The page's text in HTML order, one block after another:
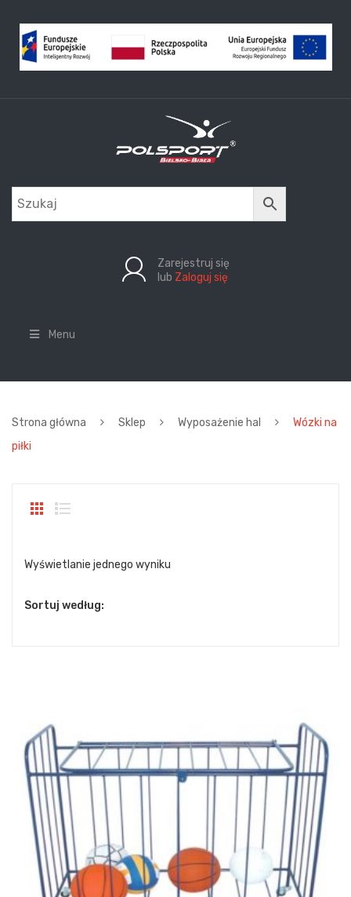
Zarejestruj się
lub Zaloguj się
Menu
Strona główna Sklep Wyposażenie hal
Wózki na
piłki
Wyświetlanie jednego wyniku
Sortuj według: